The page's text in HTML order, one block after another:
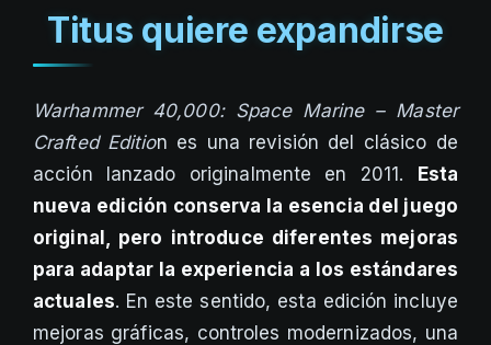
Titus quiere expandirse
Warhammer 40,000: Space Marine – Master
Crafted Edition es una revisión del clásico de
acción lanzado originalmente en 2011. Esta
nueva edición conserva la esencia del juego
original, pero introduce diferentes mejoras
para adaptar la experiencia a los estándares
actuales. En este sentido, esta edición incluye
mejoras gráficas, controles modernizados, una